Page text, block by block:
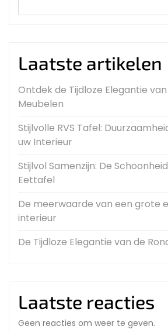
Laatste artikelen
Ontdek de Tijdloze Elegantie
Meubelen
Stijlvolle RVS Tafel:
uw Interieur
Stijlvol Samenzijn: De
Eettafel
De meerwaarde van een grote
interieur
De Tijdloze Elegantie van de
Laatste reacties
Geen reacties om weer te geven.